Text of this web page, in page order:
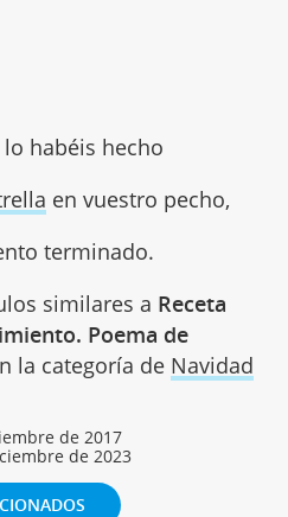
habéis hecho
en vuestro pecho,
terminado.
similares a Receta
Poema de
la categoría de Navidad
de 2017
de 2023